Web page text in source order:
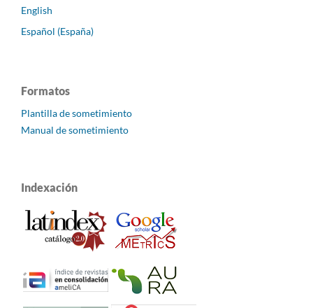
English
Español (España)
Formatos
Plantilla de sometimiento
Manual de sometimiento
Indexación